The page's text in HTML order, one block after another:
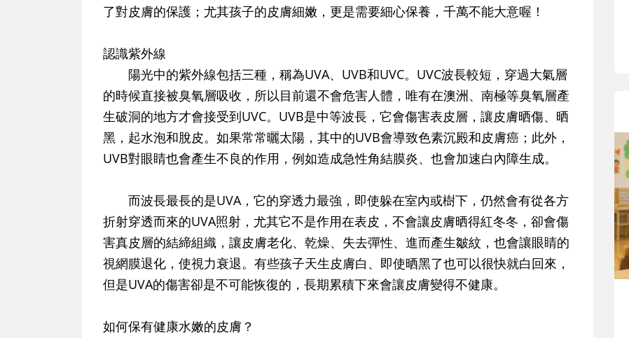
了對皮膚的保護；尤其孩子的皮膚細嫩，更是需要細心保養，千萬不能大意喔！
認識紫外線
陽光中的紫外線包括三種，稱為UVA、UVB和UVC。UVC波長較短，穿過大氣層
的時候直接被臭氧層吸收，所以目前還不會危害人體，唯有在澳洲、南極等臭氧層產
生破洞的地方才會接受到UVC。UVB是中等波長，它會傷害表皮層，讓皮膚晒傷、晒
黑，起水泡和脫皮。如果常常曬太陽，其中的UVB會導致色素沉殿和皮膚癌；此外，
UVB對眼睛也會產生不良的作用，例如造成急性角結膜炎、也會加速白內障生成。
而波長最長的是UVA，它的穿透力最強，即使躲在室內或樹下，仍然會有從各方
折射穿透而來的UVA照射，尤其它不是作用在表皮，不會讓皮膚晒得紅冬冬，卻會傷
害真皮層的結締組織，讓皮膚老化、乾燥、失去彈性、進而產生皺紋，也會讓眼睛的
視網膜退化，使視力衰退。有些孩子天生皮膚白、即使晒黑了也可以很快就白回來，
但是UVA的傷害卻是不可能恢復的，長期累積下來會讓皮膚變得不健康。
如何保有健康水嫩的皮膚？